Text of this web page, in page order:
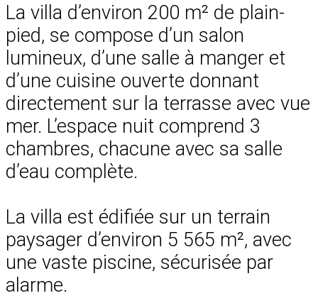
La villa d’environ 200 m² de plain-
pied, se compose d’un salon
lumineux, d’une salle à manger et
d’une cuisine ouverte donnant
directement sur la terrasse avec vue
mer. L’espace nuit comprend 3
chambres, chacune avec sa salle
d’eau complète.
La villa est édifiée sur un terrain
paysager d’environ 5 565 m², avec
une vaste piscine, sécurisée par
alarme.